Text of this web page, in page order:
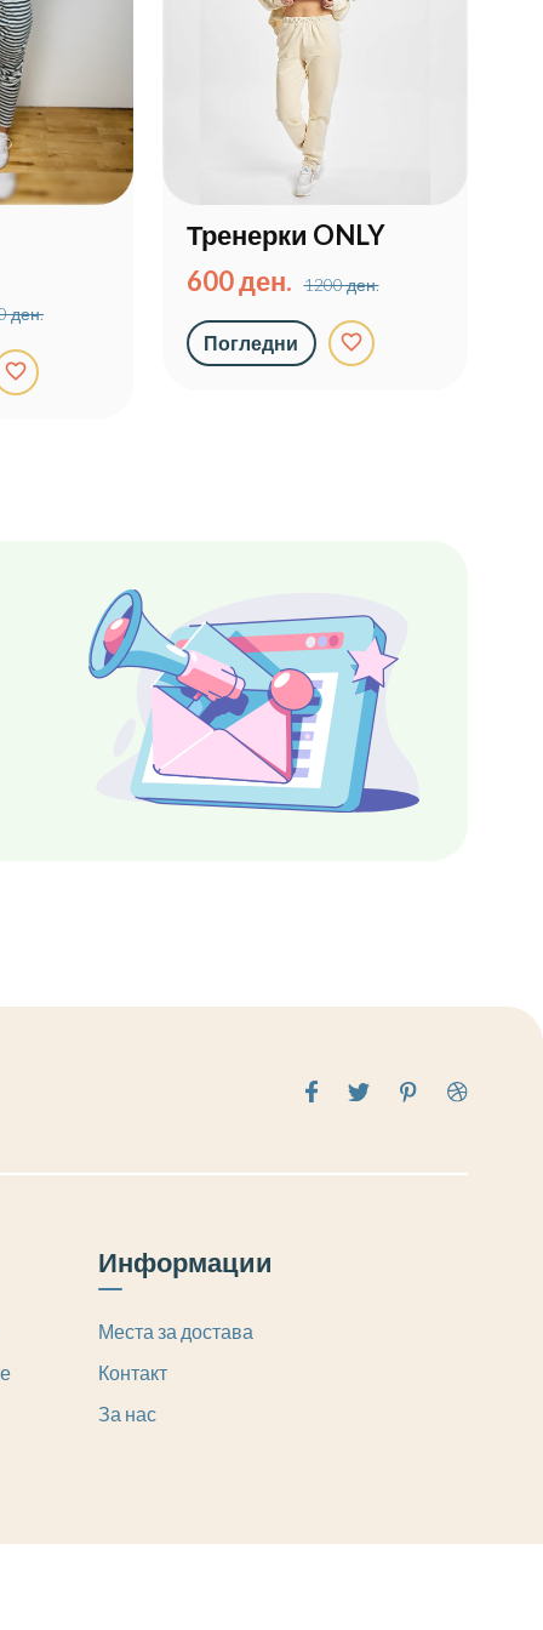
ден.
favorite_border
Тренерки ONLY
600 ден.
1200 ден.
Погледни favorite_border
Информации
Места за достава
Контакт
За нас